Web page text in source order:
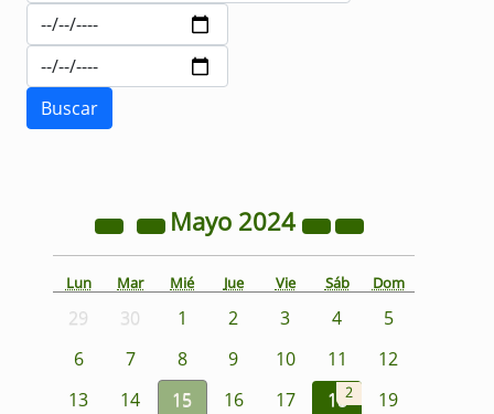
Mayo 2024
Lun Mar Mié Jue Vie Sáb Dom
29 30 1 2 3 4
5
6
7 8 9 10 11
12
13
14 15 16 17 182
19